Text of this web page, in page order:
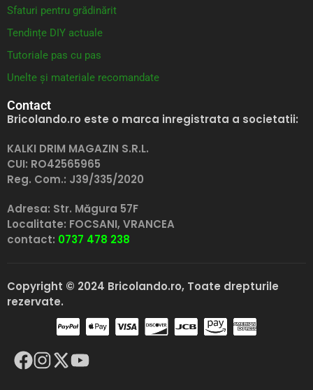
Sfaturi pentru grădinărit
Tendințe DIY actuale
Tutoriale pas cu pas
Unelte și materiale recomandate
Contact
Bricolando.ro este o marca inregistrata a societatii:
KALKI DRIM MAGAZIN S.R.L.
CUI: RO42565965
Reg. Com.: J39/335/2020
Adresa: Str. Măgura 57F
Localitate: FOCSANI, VRANCEA
contact: 0737 478 238
Copyright © 2024 Bricolando.ro, Toate drepturile
rezervate.